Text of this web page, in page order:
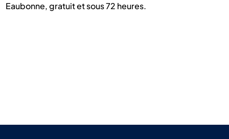
Eaubonne, gratuit et sous 72 heures.